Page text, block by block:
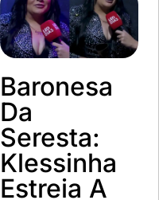
Baronesa
Da
Seresta:
Klessinha
Estreia A